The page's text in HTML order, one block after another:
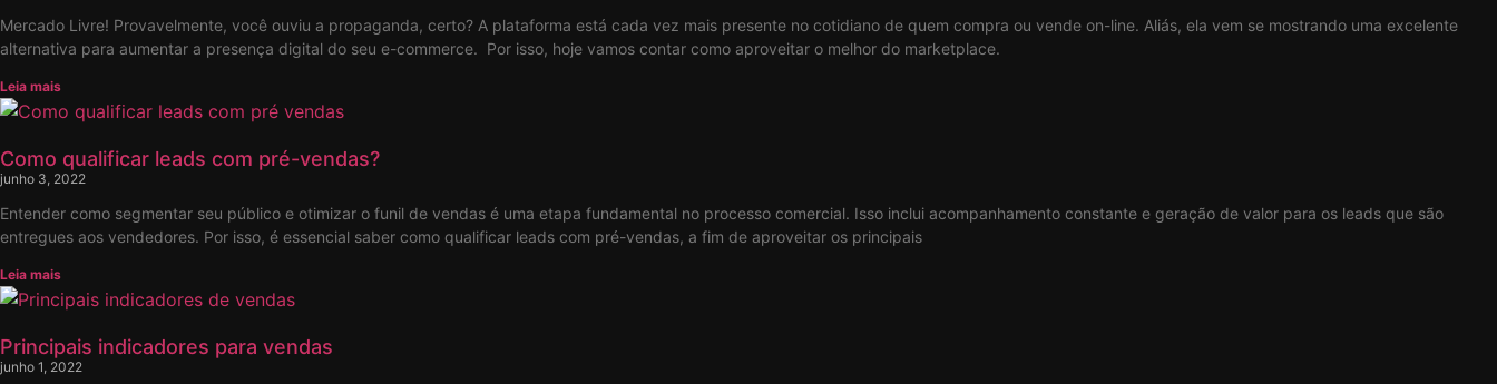
Mercado Livre! Provavelmente, você ouviu a propaganda, certo? A plataforma está cada vez mais presente no cotidiano de quem compra ou vende on-line. Aliás, ela vem se mostrando uma excelente
alternativa para aumentar a presença digital do seu e-commerce. Por isso, hoje vamos contar como aproveitar o melhor do marketplace.
Leia mais
Como qualificar leads com pré-vendas?
junho 3, 2022
Entender como segmentar seu público e otimizar o funil de vendas é uma etapa fundamental no processo comercial. Isso inclui acompanhamento constante e geração de valor para os leads que são
entregues aos vendedores. Por isso, é essencial saber como qualificar leads com pré-vendas, a fim de aproveitar os principais
Leia mais
Principais indicadores para vendas
junho 1, 2022